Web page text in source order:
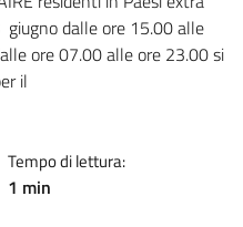
dalle ore 15.00 alle
ore 07.00 alle ore 23.00 si
il
Tempo di lettura:
1 min